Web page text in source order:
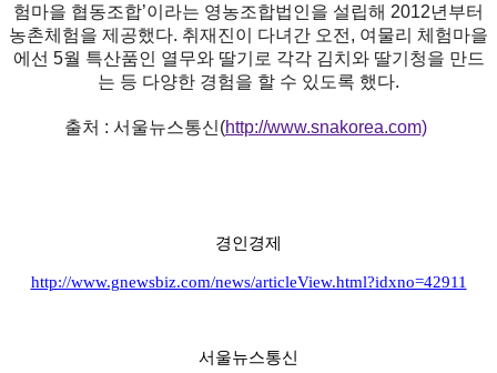
험마을 협동조합’이라는 영농조합법인을 설립해 2012년부터
농촌체험을 제공했다. 취재진이 다녀간 오전, 여물리 체험마을
에선 5월 특산품인 열무와 딸기로 각각 김치와 딸기청을 만드
는 등 다양한 경험을 할 수 있도록 했다.
출처 : 서울뉴스통신(http://www.snakorea.com)
경인경제
http://www.gnewsbiz.com/news/articleView.html?idxno=42911
서울뉴스통신